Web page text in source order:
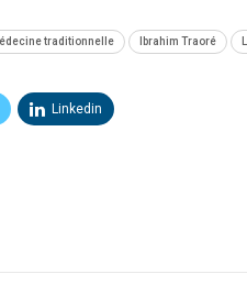
traditionnelle Ibrahim Traoré
Linkedin